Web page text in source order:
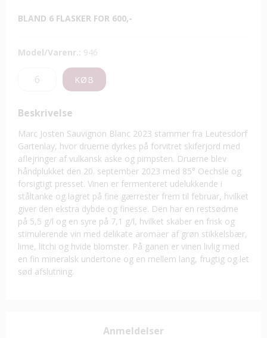
BLAND 6 FLASKER FOR 600,-
Model/Varenr.: 946
KØB
Beskrivelse
Marc Josten Sauvignon Blanc 2023 stammer fra Leutesdorf
Gartenlay, hvor druerne dyrkes på forvitret skiferjord med
aflejringer af vulkansk aske og pimpsten. Druerne blev
håndplukket den 20. september 2023 med 85° Oechsle og
forsigtigt presset. Vinen er fermenteret udelukkende i
ståltanke og lagret på fine gærrester frem til februar, hvilket
giver den ekstra dybde og finesse. Den har en restsødme
på 5,5 g/l og en syre på 7,1 g/l, hvilket skaber en frisk og
stimulerende vin med delikate aromaer af grøn stikkelsbær,
lime, litchi og hvide blomster. På ganen er vinen livlig med
en fin mineralsk undertone og en mellem lang, frugtig og let
sød afslutning.
Anmeldelser